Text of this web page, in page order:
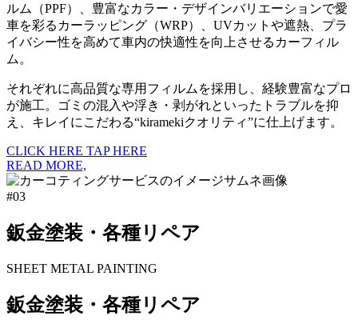
ルム（PPF）、豊富なカラー・デザインバリエーションで愛
車を彩るカーラッピング（WRP）、UVカットや遮熱、プラ
イバシー性を高めて車内の快適性を向上させるカーフィル
ム。
それぞれに高品質な専用フィルムを採用し、経験豊富なプロ
が施工。ゴミの混入や浮き・剥がれといったトラブルを抑
え、キレイにこだわる“kiramekiクオリティ”に仕上げます。
CLICK HERE TAP HERE
READ MORE,
#03
鈑金塗装・各種リペア
SHEET METAL PAINTING
鈑金塗装・各種リペア